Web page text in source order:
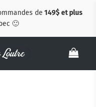
de 149$ et plus
🙂